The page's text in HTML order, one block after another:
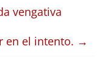
vengativa
en el intento. →